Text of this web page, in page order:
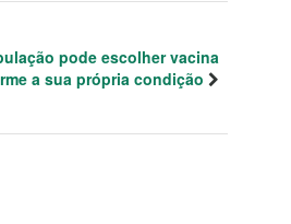
pode escolher vacina
a sua própria condição